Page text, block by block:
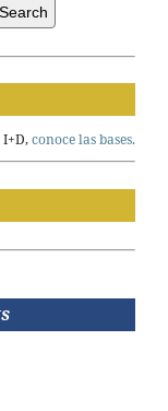
Search
conoce las bases.